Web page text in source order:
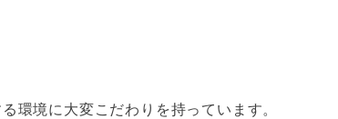
環境に大変こだわりを持っています。